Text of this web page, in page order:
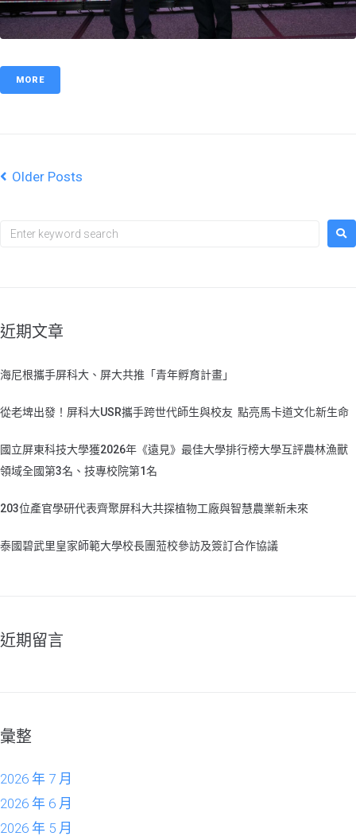
MORE
Older Posts
近期文章
海尼根攜手屏科大、屏大共推「青年孵育計畫」
從老埤出發！屏科大USR攜手跨世代師生與校友 點亮馬卡道文化新生命
國立屏東科技大學獲2026年《遠見》最佳大學排行榜大學互評農林漁獸
領域全國第3名、技專校院第1名
203位產官學研代表齊聚屏科大共探植物工廠與智慧農業新未來
泰國碧武里皇家師範大學校長團蒞校參訪及簽訂合作協議
近期留言
彙整
2026 年 7 月
2026 年 6 月
2026 年 5 月